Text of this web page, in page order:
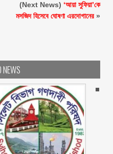
(Next News) ‘আয়া সুফিয়া’কে
মসজিদ হিসেবে ঘোষণা এরদোগানের»
NEWS